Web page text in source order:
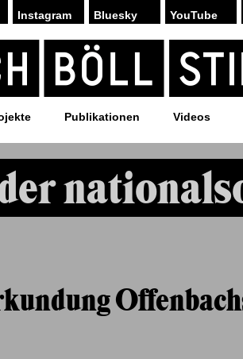
Instagram Bluesky YouTube
Publikationen Videos